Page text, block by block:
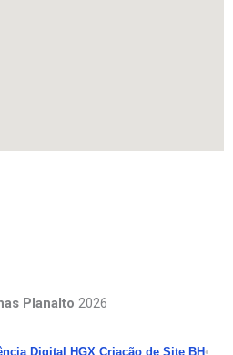
Planalto 2026
Digital HGX Criação de Site BH•